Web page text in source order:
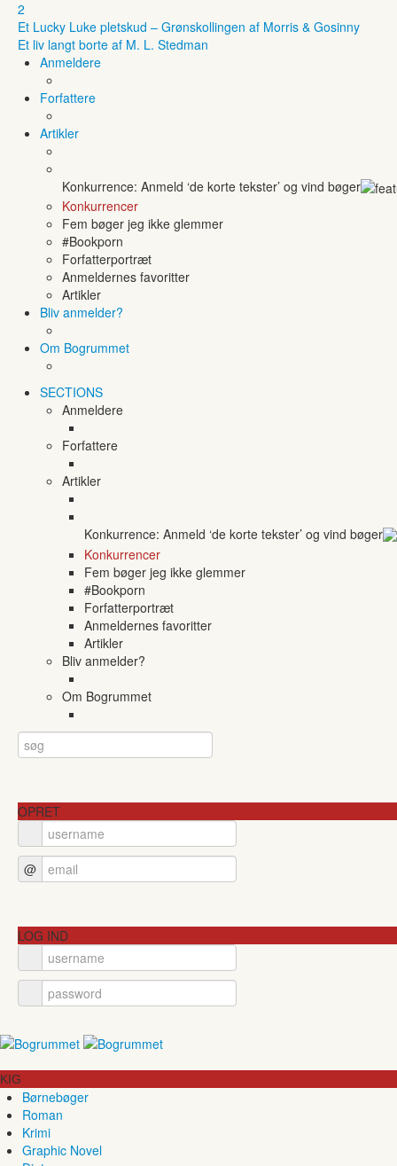
2
Et Lucky Luke pletskud – Grønskollingen af Morris & Gosinny
Et liv langt borte af M. L. Stedman
Anmeldere
Forfattere
Artikler
Konkurrence: Anmeld ‘de korte tekster’ og vind bøger
Konkurrencer
Fem bøger jeg ikke glemmer
#Bookporn
Forfatterportræt
Anmeldernes favoritter
Artikler
Bliv anmelder?
Om Bogrummet
SECTIONS
Anmeldere
Forfattere
Artikler
Konkurrence: Anmeld ‘de korte tekster’ og vind bøger
Konkurrencer
Fem bøger jeg ikke glemmer
#Bookporn
Forfatterportræt
Anmeldernes favoritter
Artikler
Bliv anmelder?
Om Bogrummet
OPRET
@
LOG IND
KIG
Børnebøger
Roman
Krimi
Graphic Novel